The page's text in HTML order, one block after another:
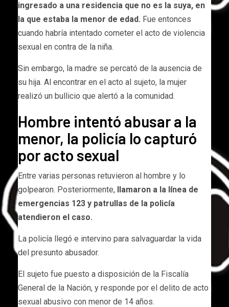
ingresado a una residencia que no es la suya, en
la que estaba la menor de edad. Fue entonces
cuando habría intentado cometer el acto de violencia
sexual en contra de la niña.
Sin embargo, la madre se percató de la ausencia de
su hija. Al encontrar en el acto al sujeto, la mujer
realizó un bullicio que alertó a la comunidad.
Hombre intentó abusar a la
menor, la policía lo capturó
por acto sexual
Entre varias personas retuvieron al hombre y lo
golpearon. Posteriormente, llamaron a la línea de
emergencias 123 y patrullas de la policía
atendieron el caso.
La policía llegó e intervino para salvaguardar la vida
del presunto abusador.
El sujeto fue puesto a disposición de la Fiscalía
General de la Nación, y responde por el delito de acto
sexual abusivo con menor de 14 años.